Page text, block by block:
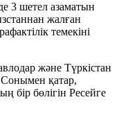
3 шетел азаматын
жалған
темекіні
және Түркістан
қатар,
бір бөлігін Ресейге